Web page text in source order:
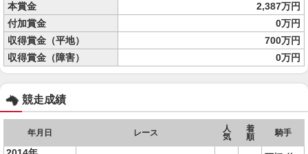
本賞金
2,387万円
付加賞金
0万円
収得賞金（平地）
700万円
収得賞金（障害）
0万円
競走成績
年月日 レース
人
気
着
順
騎手